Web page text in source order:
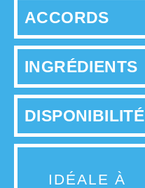
IDÉALE À
ACCORDS
INGRÉDIENTS
DISPONIBILITÉ